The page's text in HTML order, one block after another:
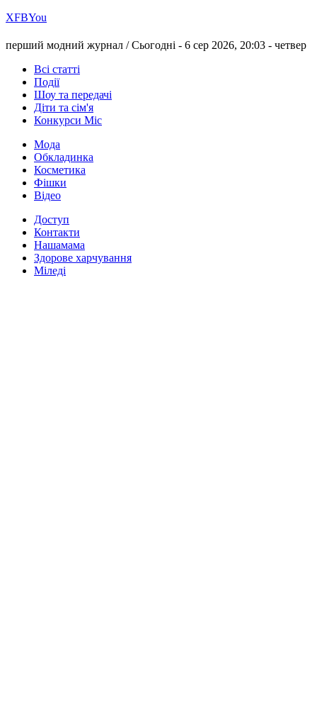
ХFBYou
перший модний журнал /Сьогодні - 6 сер 2026, 20:03 - четвер
Всі статті
Події
Шоу та передачі
Діти та сім'я
Конкурси Міс
Мода
Обкладинка
Косметика
Фішки
Відео
Доступ
Контакти
Нашамама
Здорове харчування
Міледі